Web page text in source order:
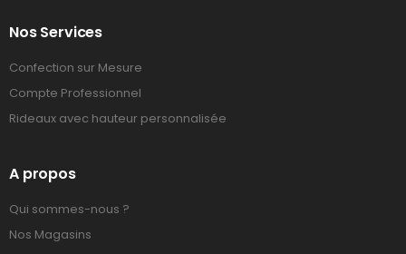
Nos Services
Confection sur Mesure
Compte Professionnel
Rideaux avec hauteur personnalisée
A propos
Qui sommes-nous ?
Nos Magasins